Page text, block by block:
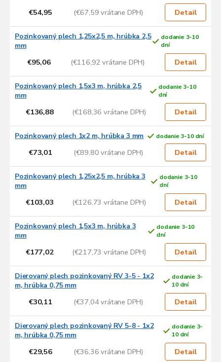
€54,95 (€67,59 vrátane DPH) Detail
Pozinkovaný plech 1,25x2,5 m, hrúbka 2,5
mm
dodanie 3-10
dní
€95,06 (€116,92 vrátane DPH) Detail
Pozinkovaný plech 1,5x3 m, hrúbka 2,5
mm
dodanie 3-10
dní
€136,88 (€168,36 vrátane DPH) Detail
Pozinkovaný plech 1x2 m, hrúbka 3 mm dodanie 3-10 dní
€73,01 (€89,80 vrátane DPH) Detail
Pozinkovaný plech 1,25x2,5 m, hrúbka 3
mm
dodanie 3-10
dní
€103,03 (€126,73 vrátane DPH) Detail
Pozinkovaný plech 1,5x3 m, hrúbka 3
mm
dodanie 3-10
dní
€177,02 (€217,73 vrátane DPH) Detail
Dierovaný plech pozinkovaný RV 3-5 - 1x2
m, hrúbka 0,75 mm
dodanie 3-
10 dní
€30,11 (€37,04 vrátane DPH) Detail
Dierovaný plech pozinkovaný RV 5-8 - 1x2
m, hrúbka 0,75 mm
dodanie 3-
10 dní
€29,56 (€36,36 vrátane DPH) Detail